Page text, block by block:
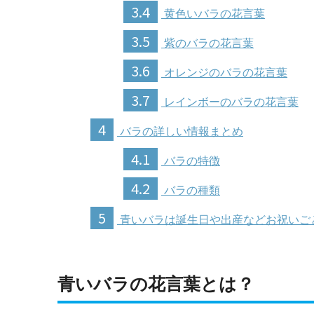
3.4 黄色いバラの花言葉
3.5 紫のバラの花言葉
3.6 オレンジのバラの花言葉
3.7 レインボーのバラの花言葉
4 バラの詳しい情報まとめ
4.1 バラの特徴
4.2 バラの種類
5 青いバラは誕生日や出産などお祝いご
青いバラの花言葉とは？